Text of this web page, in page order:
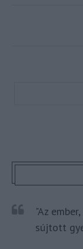
"Az
sújtott